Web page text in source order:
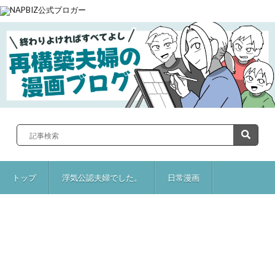
トップ 浮気公認夫婦でした。 日常漫画